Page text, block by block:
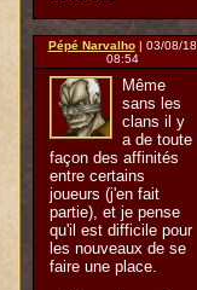
Pépé Narvalho| 03/08/18
08:54
Même
sans les
clans il y
a de toute
façon des affinités
entre certains
joueurs (j'en fait
partie), et je pense
qu'il est difficile pour
les nouveaux de se
faire une place.